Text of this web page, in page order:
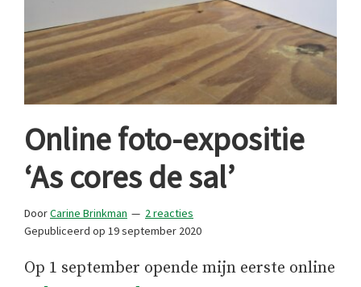
Online foto-expositie
‘As cores de sal’
DoorCarine Brinkman
2 reacties
Gepubliceerd op 19 september 2020
Op 1 september opende mijn eerste online